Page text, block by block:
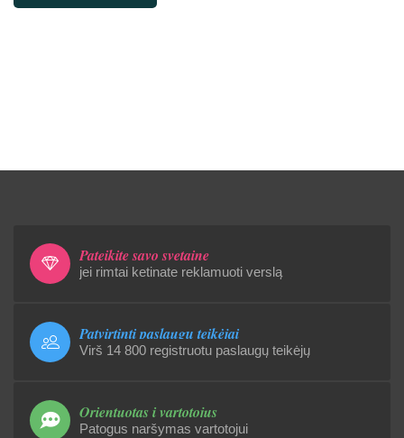
Pateikite savo svetainę
jei rimtai ketinate reklamuoti verslą
Patvirtinti paslaugų teikėjai
Virš 14 800 registruotu paslaugų teikėjų
Orientuotas į vartotojus
Patogus naršymas vartotojui